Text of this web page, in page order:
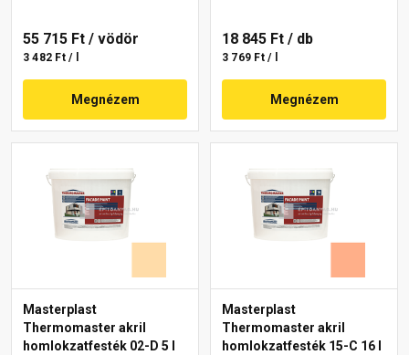
55 715 Ft / vödör
3 482 Ft / l
Megnézem
18 845 Ft / db
3 769 Ft / l
Megnézem
Masterplast
Thermomaster akril
homlokzatfesték 02-D 5 l
Masterplast
Thermomaster akril
homlokzatfesték 15-C 16 l